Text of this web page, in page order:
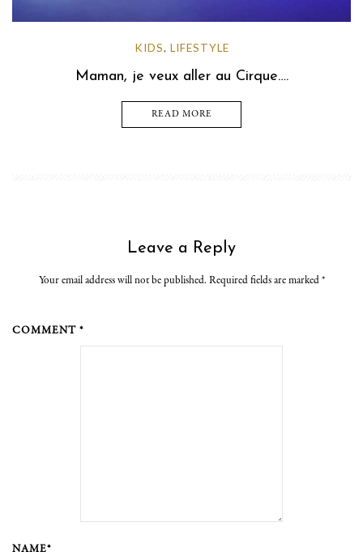
KIDS, LIFESTYLE
Maman, je veux aller au Cirque….
READ MORE
Leave a Reply
Your email address will not be published. Required fields are marked *
COMMENT *
NAME*